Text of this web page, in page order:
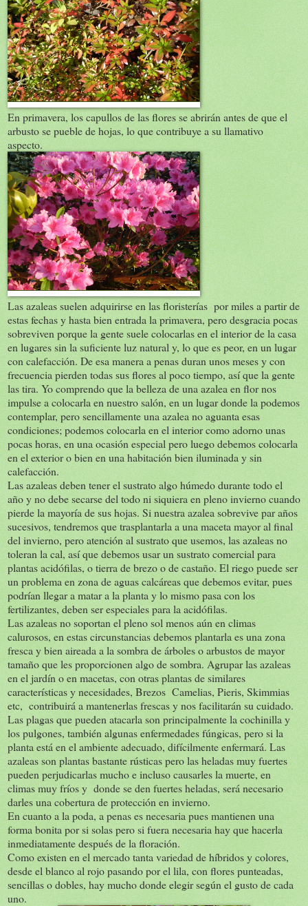
En primavera, los capullos de las flores se abrirán antes de que el
arbusto se pueble de hojas, lo que contribuye a su llamativo
aspecto.
Las azaleas suelen adquirirse en las floristerías por miles a partir de
estas fechas y hasta bien entrada la primavera, pero desgracia pocas
sobreviven porque la gente suele colocarlas en el interior de la casa
en lugares sin la suficiente luz natural y, lo que es peor, en un lugar
con calefacción. De esa manera a penas duran unos meses y con
frecuencia pierden todas sus flores al poco tiempo, así que la gente
las tira. Yo comprendo que la belleza de una azalea en flor nos
impulse a colocarla en nuestro salón, en un lugar donde la podemos
contemplar, pero sencillamente una azalea no aguanta esas
condiciones; podemos colocarla en el interior como adorno unas
pocas horas, en una ocasión especial pero luego debemos colocarla
en el exterior o bien en una habitación bien iluminada y sin
calefacción.
Las azaleas deben tener el sustrato algo húmedo durante todo el
año y no debe secarse del todo ni siquiera en pleno invierno cuando
pierde la mayoría de sus hojas. Si nuestra azalea sobrevive par años
sucesivos, tendremos que trasplantarla a una maceta mayor al final
del invierno, pero atención al sustrato que usemos, las azaleas no
toleran la cal, así que debemos usar un sustrato comercial para
plantas acidófilas, o tierra de brezo o de castaño. El riego puede ser
un problema en zona de aguas calcáreas que debemos evitar, pues
podrían llegar a matar a la planta y lo mismo pasa con los
fertilizantes, deben ser especiales para la acidófilas.
Las azaleas no soportan el pleno sol menos aún en climas
calurosos, en estas circunstancias debemos plantarla es una zona
fresca y bien aireada a la sombra de árboles o arbustos de mayor
tamaño que les proporcionen algo de sombra. Agrupar las azaleas
en el jardín o en macetas, con otras plantas de similares
características y necesidades, Brezos Camelias, Pieris, Skimmias
etc, contribuirá a mantenerlas frescas y nos facilitarán su cuidado.
Las plagas que pueden atacarla son principalmente la cochinilla y
los pulgones, también algunas enfermedades fúngicas, pero si la
planta está en el ambiente adecuado, difícilmente enfermará. Las
azaleas son plantas bastante rústicas pero las heladas muy fuertes
pueden perjudicarlas mucho e incluso causarles la muerte, en
climas muy fríos y donde se den fuertes heladas, será necesario
darles una cobertura de protección en invierno.
En cuanto a la poda, a penas es necesaria pues mantienen una
forma bonita por si solas pero si fuera necesaria hay que hacerla
inmediatamente después de la floración.
Como existen en el mercado tanta variedad de híbridos y colores,
desde el blanco al rojo pasando por el lila, con flores punteadas,
sencillas o dobles, hay mucho donde elegir según el gusto de cada
uno.